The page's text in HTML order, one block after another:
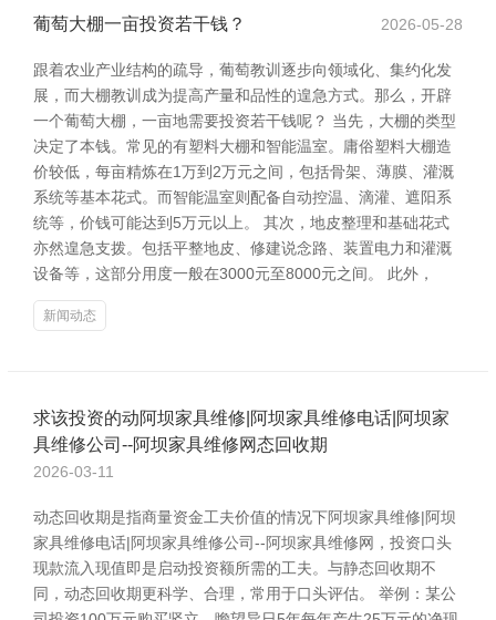
葡萄大棚一亩投资若干钱？ 2026-05-28
跟着农业产业结构的疏导，葡萄教训逐步向领域化、集约化发
展，而大棚教训成为提高产量和品性的遑急方式。那么，开辟
一个葡萄大棚，一亩地需要投资若干钱呢？ 当先，大棚的类型
决定了本钱。常见的有塑料大棚和智能温室。庸俗塑料大棚造
价较低，每亩精炼在1万到2万元之间，包括骨架、薄膜、灌溉
系统等基本花式。而智能温室则配备自动控温、滴灌、遮阳系
统等，价钱可能达到5万元以上。 其次，地皮整理和基础花式
亦然遑急支拨。包括平整地皮、修建说念路、装置电力和灌溉
设备等，这部分用度一般在3000元至8000元之间。 此外，
新闻动态
求该投资的动阿坝家具维修|阿坝家具维修电话|阿坝家
具维修公司--阿坝家具维修网态回收期
2026-03-11
动态回收期是指商量资金工夫价值的情况下阿坝家具维修|阿坝
家具维修电话|阿坝家具维修公司--阿坝家具维修网，投资口头
现款流入现值即是启动投资额所需的工夫。与静态回收期不
同，动态回收期更科学、合理，常用于口头评估。 举例：某公